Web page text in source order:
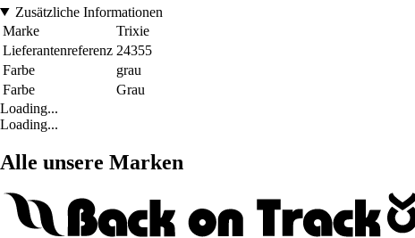
Zusätzliche Informationen
Marke
Trixie
Lieferantenreferenz 24355
Farbe
grau
Farbe
Grau
Loading...
Loading...
Alle unsere Marken